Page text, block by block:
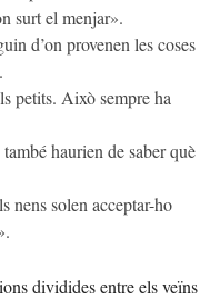
surt el menjar».
d’on provenen les coses
petits. Això sempre ha
haurien de saber què
nens solen acceptar-ho
dividides entre els veïns